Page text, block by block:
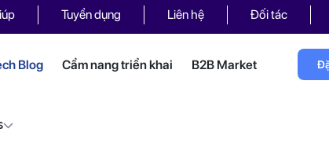
Tuyển dụng Liên hệ Đối tác
Blog Cẩm nang triển khai B2B Market